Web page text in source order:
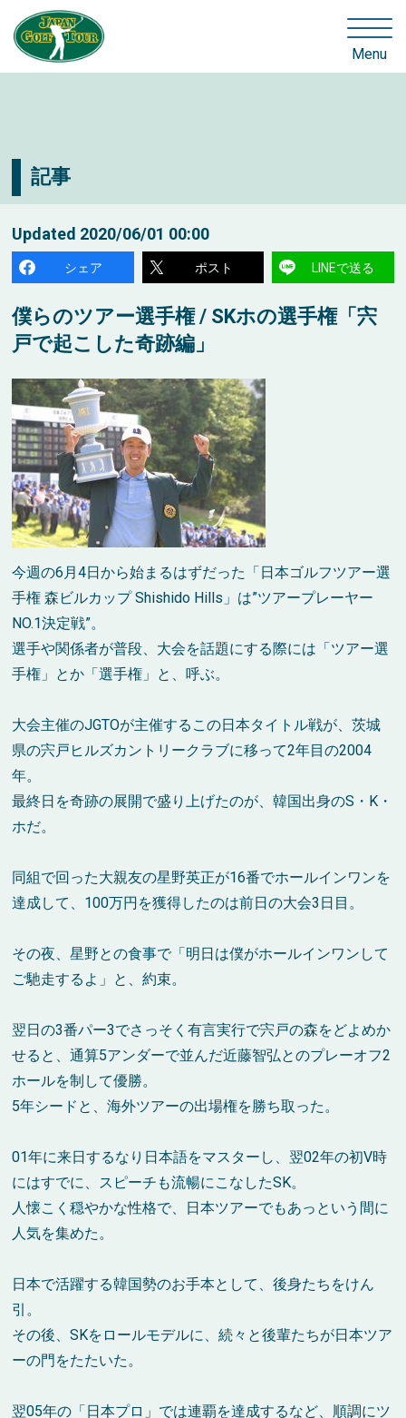
Menu
記事
Updated 2020/06/01 00:00
シェア ポスト LINEで送る
僕らのツアー選手権 / SKホの選手権「宍
戸で起こした奇跡編」
今週の6月4日から始まるはずだった「日本ゴルフツアー選
手権 森ビルカップ Shishido Hills」は”ツアープレーヤー
NO.1決定戦”。
選手や関係者が普段、大会を話題にする際には「ツアー選
手権」とか「選手権」と、呼ぶ。
大会主催のJGTOが主催するこの日本タイトル戦が、茨城
県の宍戸ヒルズカントリークラブに移って2年目の2004
年。
最終日を奇跡の展開で盛り上げたのが、韓国出身のS・K・
ホだ。
同組で回った大親友の星野英正が16番でホールインワンを
達成して、100万円を獲得したのは前日の大会3日目。
その夜、星野との食事で「明日は僕がホールインワンして
ご馳走するよ」と、約束。
翌日の3番パー3でさっそく有言実行で宍戸の森をどよめか
せると、通算5アンダーで並んだ近藤智弘とのプレーオフ2
ホールを制して優勝。
5年シードと、海外ツアーの出場権を勝ち取った。
01年に来日するなり日本語をマスターし、翌02年の初V時
にはすでに、スピーチも流暢にこなしたSK。
人懐こく穏やかな性格で、日本ツアーでもあっという間に
人気を集めた。
日本で活躍する韓国勢のお手本として、後身たちをけん
引。
その後、SKをロールモデルに、続々と後輩たちが日本ツア
ーの門をたたいた。
翌05年の「日本プロ」では連覇を達成するなど、順調にツ